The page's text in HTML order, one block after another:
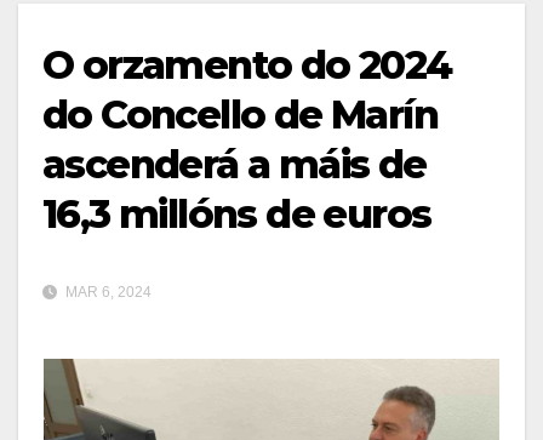
O orzamento do 2024
do Concello de Marín
ascenderá a máis de
16,3 millóns de euros
MAR 6, 2024